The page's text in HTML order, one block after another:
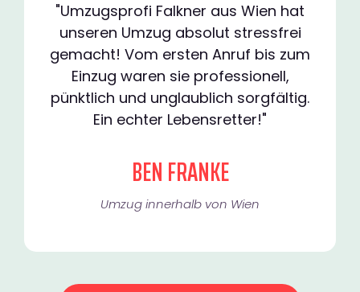
"Umzugsprofi Falkner aus Wien hat
unseren Umzug absolut stressfrei
gemacht! Vom ersten Anruf bis zum
Einzug waren sie professionell,
pünktlich und unglaublich sorgfältig.
Ein echter Lebensretter!"
BEN FRANKE
Umzug innerhalb von Wien​